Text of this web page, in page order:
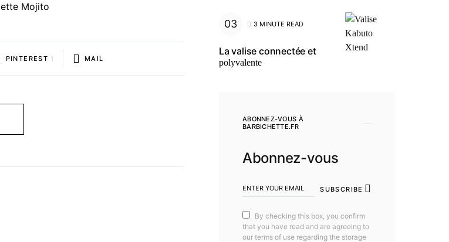
Mojito
PINTEREST 1 MAIL
3 MINUTE READ
La valise connectée et
polyvalente
ABONNEZ-VOUS À
BARBICHETTE.FR
Abonnez-vous
SUBSCRIBE
By checking this box, you confirm
that you have read and are agreeing to
our terms of use regarding the storage